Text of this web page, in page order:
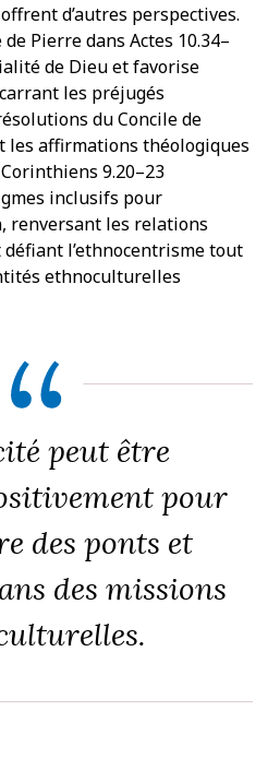
d’autres perspectives.
Pierre dans Actes 10.34–
de Dieu et favorise
les préjugés
du Concile de
les affirmations théologiques
9.20–23
inclusifs pour
renversant les relations
l’ethnocentrisme tout
ethnoculturelles
peut être
pour
des ponts et
des missions